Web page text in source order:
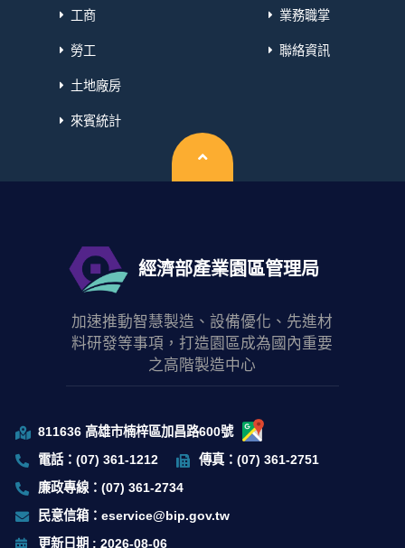
工商
勞工
土地廠房
來賓統計
業務職掌
聯絡資訊
經濟部產業園區管理局
加速推動智慧製造、設備優化、先進材
料研發等事項，打造園區成為國內重要
之高階製造中心
811636 高雄市楠梓區加昌路600號
電話：(07) 361-1212
傳真：(07) 361-2751
廉政專線：(07) 361-2734
民意信箱：eservice@bip.gov.tw
更新日期 : 2026-08-06